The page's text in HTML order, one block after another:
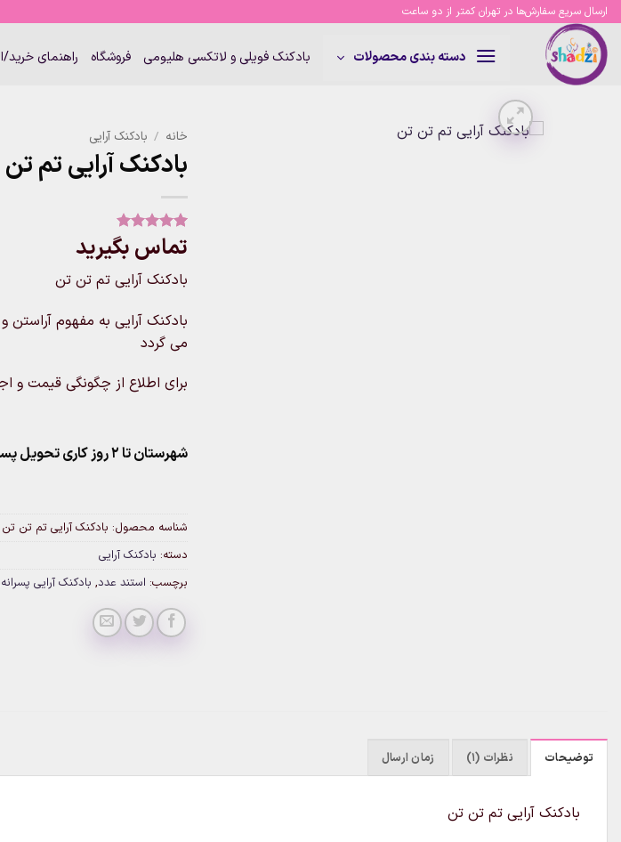
Skip
content
ارسال سریع سفارش‌ها در تهران کمتر از دو ساعت
دسته بندی محصولات بادکنک فویلی و لاتکسی هلیومی فروشگاه راهنمای خرید/
خانه / بادکنک آرایی
بادکنک آرایی تم
امتیاز
از
5 امتیاز
1
تماس بگیرید
بادکنک آرایی تم تن تن
بادکنک آرایی به مفهوم
می گردد
برای اطلاع از چگونگی قیمت و اجرا
شهرستان تا 2 روز کاری تحویل پست
شناسه محصول: بادکنک آرایی تم تن تن
دسته: بادکنک آرایی
برچسب: استند عدد, بادکنک آرایی پسرانه
توضیحات نظرات (1) زمان ارسال
بادکنک آرایی تم تن تن